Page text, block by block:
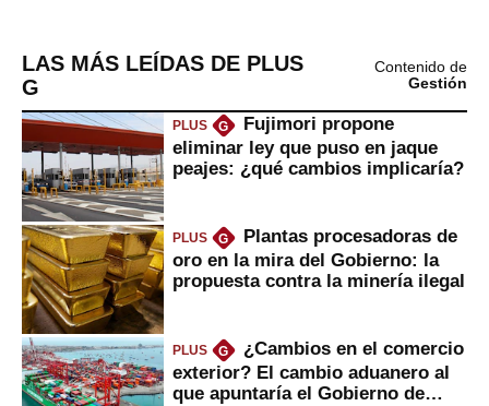
LAS MÁS LEÍDAS DE PLUS
G
Contenido de
Gestión
PLUS G
Fujimori propone
eliminar ley que puso en jaque
peajes: ¿qué cambios implicaría?
PLUS G
Plantas procesadoras de
oro en la mira del Gobierno: la
propuesta contra la minería ilegal
PLUS G
¿Cambios en el comercio
exterior? El cambio aduanero al
que apuntaría el Gobierno de